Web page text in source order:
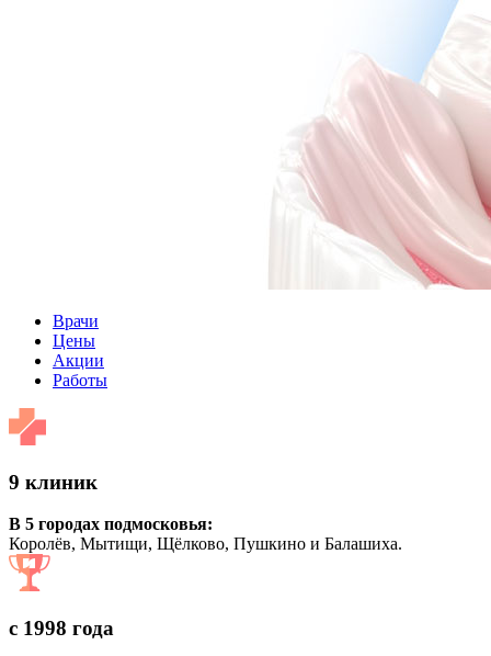
Врачи
Цены
Акции
Работы
9 клиник
В 5 городах подмосковья:
Королёв, Мытищи, Щёлково, Пушкино и Балашиха.
с 1998 года